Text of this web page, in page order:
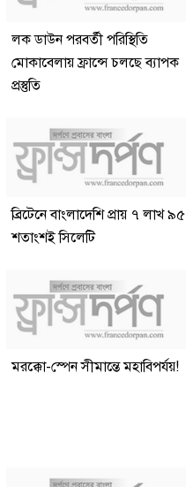
লক ডাউন পরবর্তী পরিস্থিতি
মোকাবেলায় ফ্রান্সে চলছে ব্যাপক
প্রস্তুতি
ব্রিটেনে বাংলাদেশি প্রায় ৭ লাখ ৯৫
শতাংশই সিলেটি
মরক্কো-স্পেন সীমান্তে মহাবিপর্যয়!